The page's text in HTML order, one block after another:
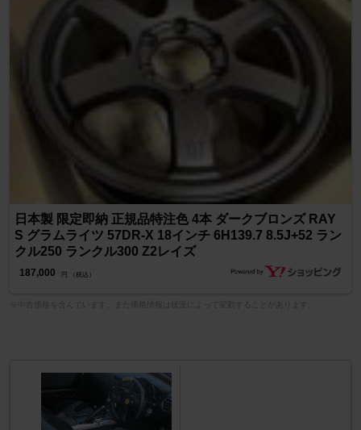
日本製 限定即納 正規品特注色 4本 ダークブロンズ RAY
S グラムライツ 57DR-X 18インチ 6H139.7 8.5J+52 ラン
クル250 ランクル300 Z2レイズ
187,000 円 （税込）